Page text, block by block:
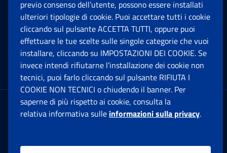
Note Legali
App mobile
Sede Legale : Via Ciro il Grande, 21
00144 Roma
previo consenso dell’utente, possono essere installati
ulteriori tipologie di cookie. Puoi accettare tutti i cookie
cliccando sul pulsante ACCETTA TUTTI, oppure puoi
effettuare le tue scelte sulle singole categorie che vuoi
installare, cliccando su IMPOSTAZIONI DEI COOKIE. Se
invece intendi rifiutarne l’installazione dei cookie non
tecnici, puoi farlo cliccando sul pulsante RIFIUTA I
COOKIE NON TECNICI o chiudendo il banner. Per
saperne di più rispetto ai cookie, consulta la
relativa informativa sulle informazioni sulla privacy.